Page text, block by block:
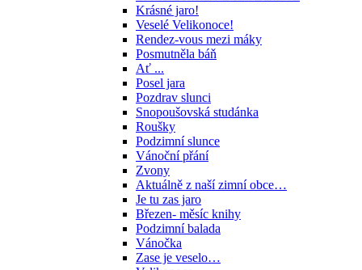
Krásné jaro!
Veselé Velikonoce!
Rendez-vous mezi máky
Posmutněla báň
Ať ...
Posel jara
Pozdrav slunci
Snopoušovská studánka
Roušky
Podzimní slunce
Vánoční přání
Zvony
Aktuálně z naší zimní obce…
Je tu zas jaro
Březen- měsíc knihy
Podzimní balada
Vánočka
Zase je veselo…